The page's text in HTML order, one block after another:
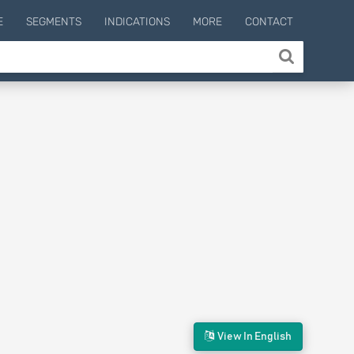
SEGMENTS INDICATIONS MORE CONTACT
View In English